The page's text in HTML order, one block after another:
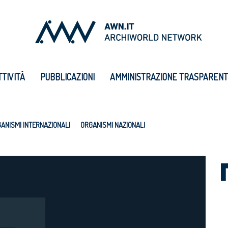
PUBBLICAZIONI AMMINISTRAZIONE
INTERNAZIONALI ORGANISMI NAZIONALI